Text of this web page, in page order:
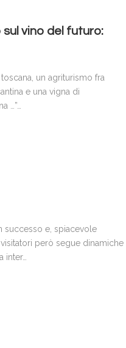
vino del futuro:
un agriturismo fra
e una vigna di
…”…
successo e, spiacevole
però segue dinamiche